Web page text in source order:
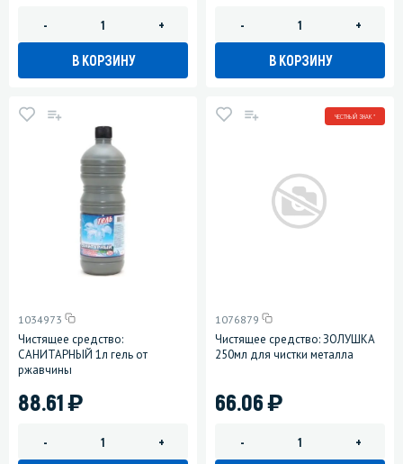
- +
В КОРЗИНУ
- +
В КОРЗИНУ
1034973
Чистящее средство:
САНИТАРНЫЙ 1л гель от
ржавчины
88.61)
- +
ЧЕСТНЫЙ ЗНАК *
1076879
Чистящее средство: ЗОЛУШКА
250мл для чистки металла
66.06)
- +